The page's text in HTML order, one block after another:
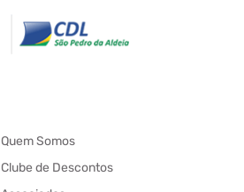
Quem Somos
Clube de Descontos